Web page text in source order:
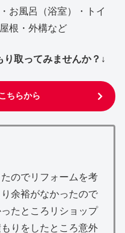
お風呂（浴室）・トイ
根・外構など
り取ってみませんか？↓
ちらから
のでリフォームを考
余裕がなかったので
たところリショップ
りをしたところ意外